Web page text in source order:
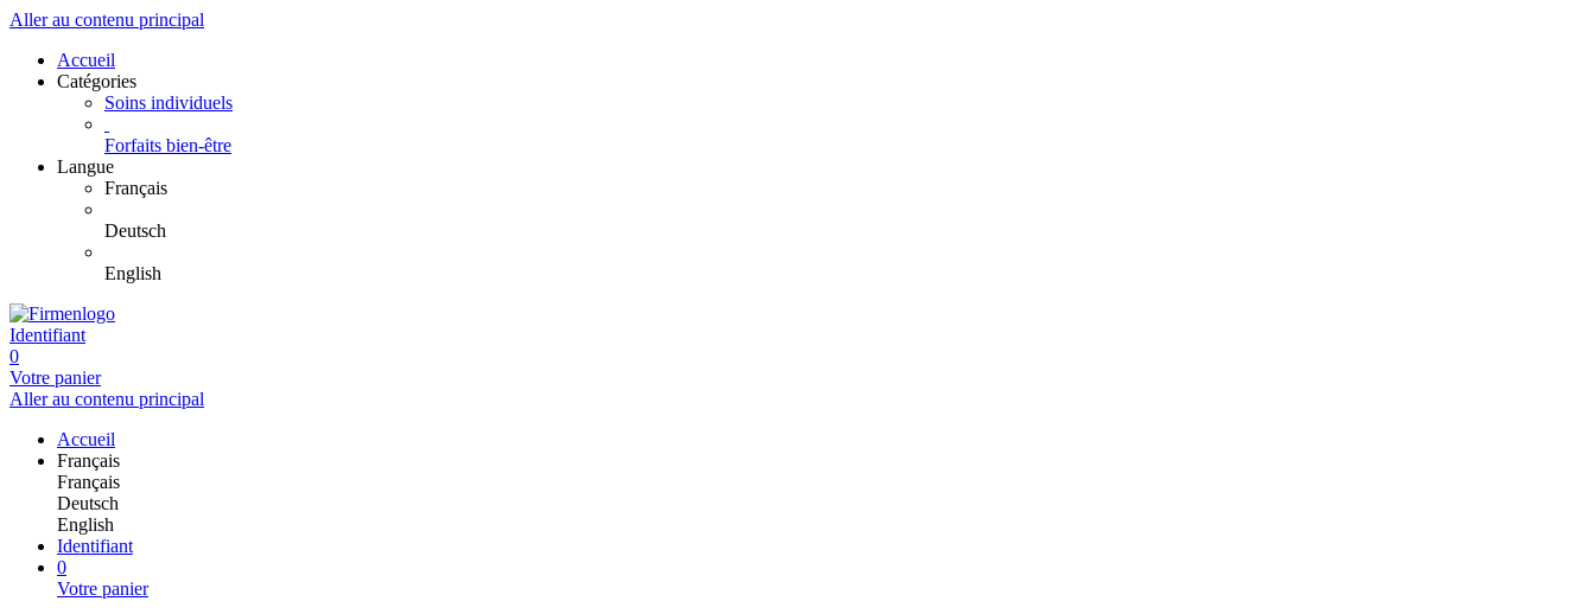
Aller au contenu principal
Accueil
Catégories
Soins individuels
Forfaits bien-être
Langue
Français
Deutsch
English
Identifiant
0
Votre panier
Aller au contenu principal
Accueil
Français
Français
Deutsch
English
Identifiant
0
Votre panier